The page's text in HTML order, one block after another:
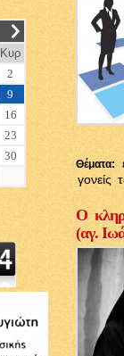
__
Κυρ
2
9
16
23
30
Θέματα:
γονείς
Ο
(αγ.